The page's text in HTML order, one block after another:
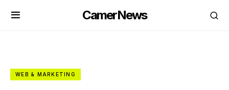
CamerNews
WEB & MARKETING